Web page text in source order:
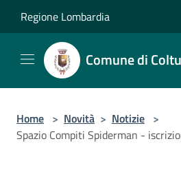
Regione Lombardia
Comune di
Home > Novità > Notizie >
Spazio Compiti Spiderman -